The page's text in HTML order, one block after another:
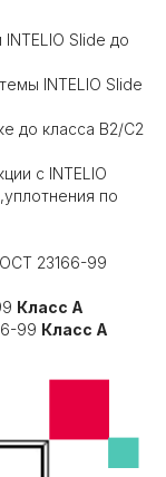
Slide до
INTELIO Slide
до класса В2/C2
с INTELIO
по
23166-99
Класс А
99 Класс А